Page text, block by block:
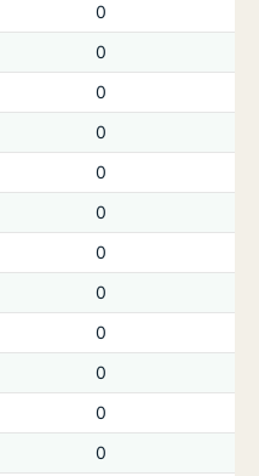
0
0
0
0
0
0
0
0
0
0
0
0